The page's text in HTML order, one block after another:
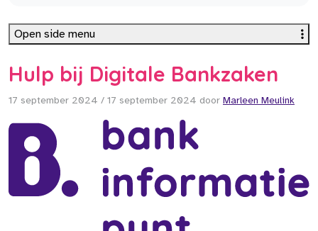
Hulp bij Digitale Bankzaken
17 september 2024 / 17 september 2024 door Marleen Meulink
Open side menu